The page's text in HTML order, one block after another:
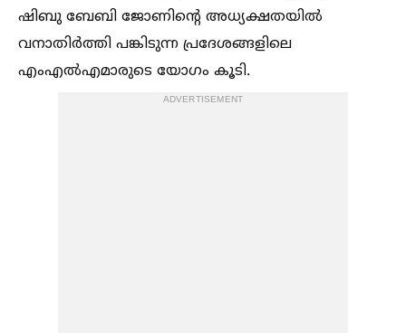
ഷിബു ബേബി ജോണിന്റെ അധ്യക്ഷതയില്‍
വനാതിർത്തി പങ്കിടുന്ന പ്രദേശങ്ങളിലെ
എംഎല്‍എമാരുടെ യോഗം കൂടി.
ADVERTISEMENT